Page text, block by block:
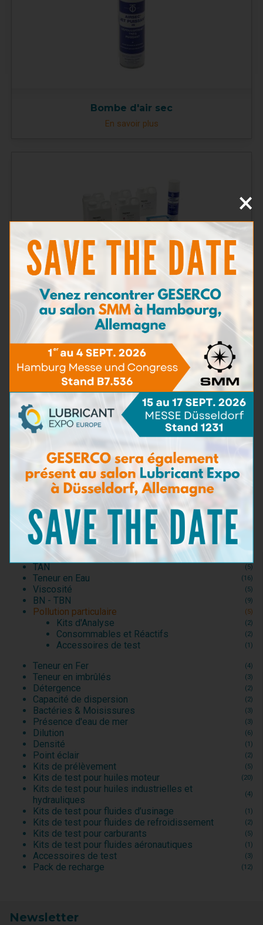
TAN (5)
Teneur en Eau (16)
Viscosité (5)
BN - TBN (9)
Pollution particulaire (5)
Kits d'Analyse (2)
Consommables et Réactifs (2)
Accessoires de test (1)
Teneur en Fer (4)
Teneur en imbrûlés (3)
Détergence (2)
Capacité de dispersion (2)
Bactéries & Moisissures (3)
Présence d'eau de mer (3)
Dilution (6)
Densité (1)
Point éclair (2)
Kits de prélèvement (5)
Kits de test pour huiles moteur (20)
Kits de test pour huiles industrielles et
hydrauliques
(4)
Kits de test pour fluides d’usinage (1)
Kits de test pour fluides de refroidissement (2)
Kits de test pour carburants (5)
Kits de test pour fluides aéronautiques (1)
Accessoires de test (3)
Pack de recharge (12)
Bombe d'air sec
En savoir plus
Pack de recharge Polluvision
En savoir plus
Graisse pour filetages
En savoir plus
Newsletter
×